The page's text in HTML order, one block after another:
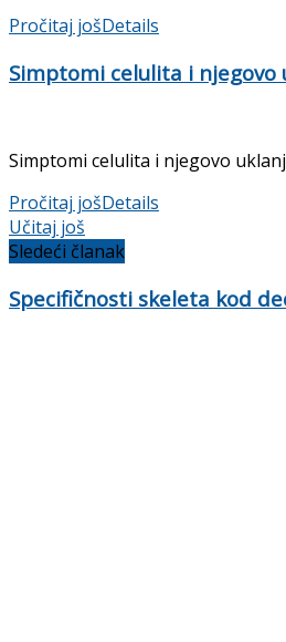
Pročitaj jošDetails
Simptomi celulita i njegovo
Simptomi celulita i njegovo
Pročitaj jošDetails
Učitaj još
Sledeći članak
Specifičnosti skeleta kod